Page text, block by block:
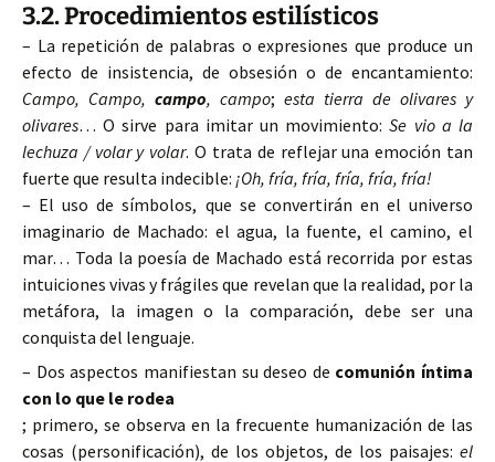
3.2. Procedimientos estilísticos
– La repetición de palabras o expresiones que produce un
efecto de insistencia, de obsesión o de encantamiento:
Campo, Campo, campo, campo; esta tierra de olivares y
olivares… O sirve para imitar un movimiento:Se vio a la
lechuza / volar y volar. O trata de reflejar una emoción tan
fuerte que resulta indecible: ¡Oh, fría, fría, fría, fría, fría!
– El uso de símbolos, que se convertirán en el universo
imaginario de Machado: el agua, la fuente, el camino, el
mar… Toda la poesía de Machado está recorrida por estas
intuiciones vivas y frágiles que revelan que la realidad, por la
metáfora, la imagen o la comparación, debe ser una
conquista del lenguaje.
– Dos aspectos manifiestan su deseo de comunión íntima
con lo que le rodea
; primero, se observa en la frecuente humanización de las
cosas (personificación), de los objetos, de los paisajes: el